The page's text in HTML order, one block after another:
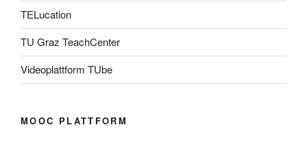
TELucation
TU Graz TeachCenter
Videoplattform TUbe
MOOC PLATTFORM